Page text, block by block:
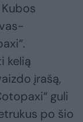
kelią
įrašą,
guli
po šio